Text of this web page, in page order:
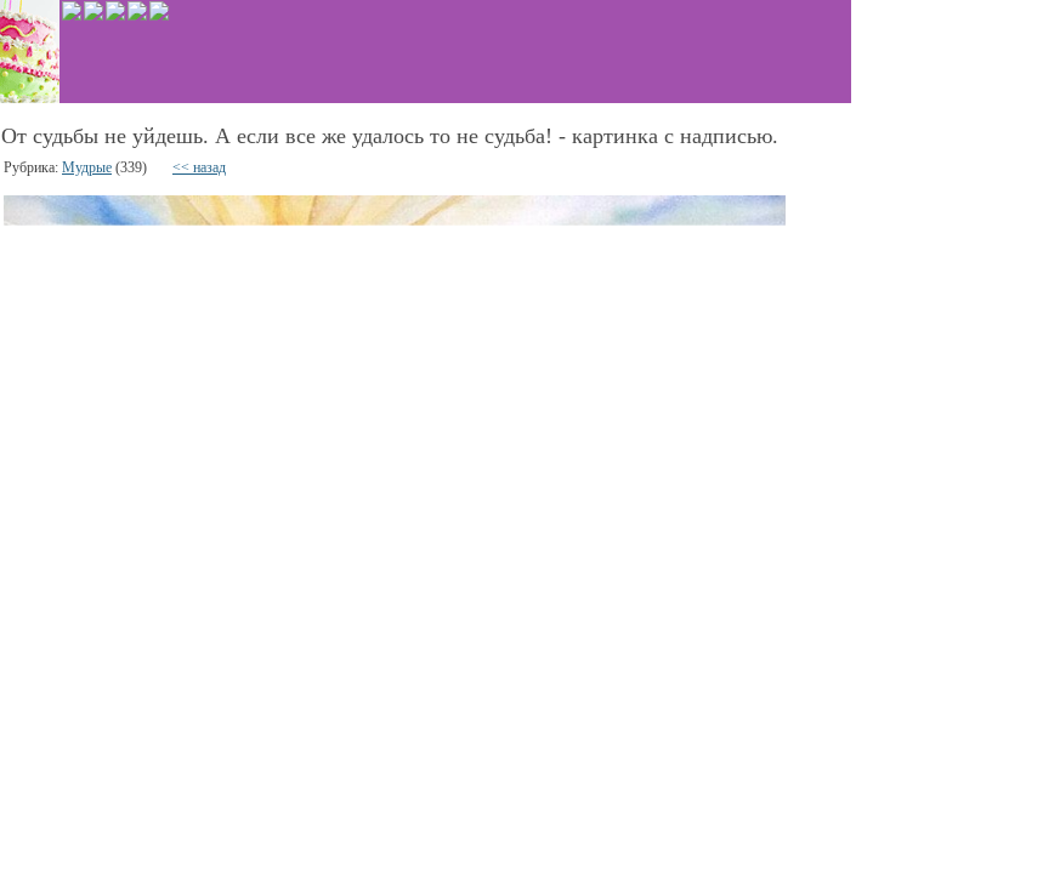
От судьбы не уйдешь. А если все же удалось то не судьба! - картинка с надписью.
Рубрика: Мудрые (339) << назад